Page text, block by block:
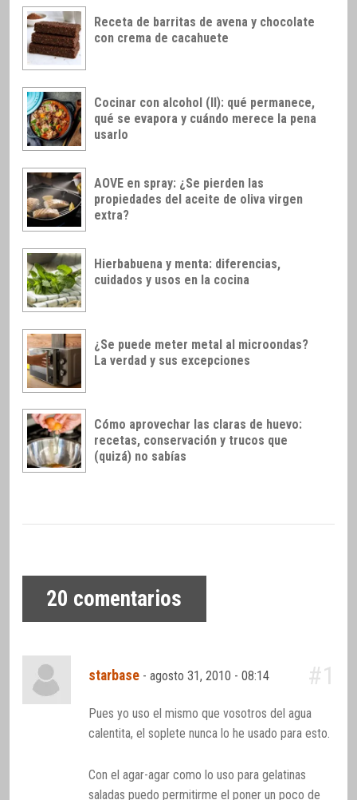
Receta de barritas de avena y chocolate
con crema de cacahuete
Cocinar con alcohol (II): qué permanece,
qué se evapora y cuándo merece la pena
usarlo
AOVE en spray: ¿Se pierden las
propiedades del aceite de oliva virgen
extra?
Hierbabuena y menta: diferencias,
cuidados y usos en la cocina
¿Se puede meter metal al microondas?
La verdad y sus excepciones
Cómo aprovechar las claras de huevo:
recetas, conservación y trucos que
(quizá) no sabías
20 comentarios
starbase -agosto 31, 2010 - 08:14 #1
Pues yo uso el mismo que vosotros del agua
calentita, el soplete nunca lo he usado para esto.
Con el agar-agar como lo uso para gelatinas
saladas puedo permitirme el poner un poco de